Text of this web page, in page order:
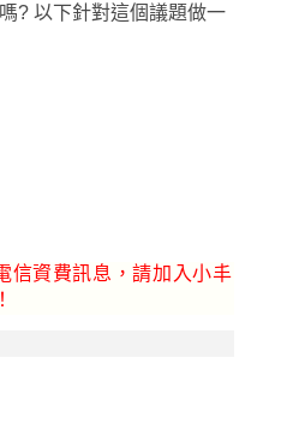
? 以下針對這個議題做一
信資費訊息，請加入小丰